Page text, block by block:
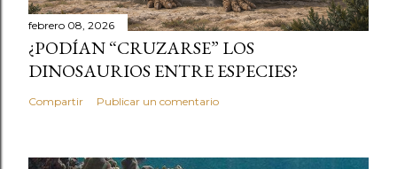
febrero 08, 2026
¿PODÍAN “CRUZARSE” LOS
DINOSAURIOS ENTRE ESPECIES?
Compartir Publicar un comentario